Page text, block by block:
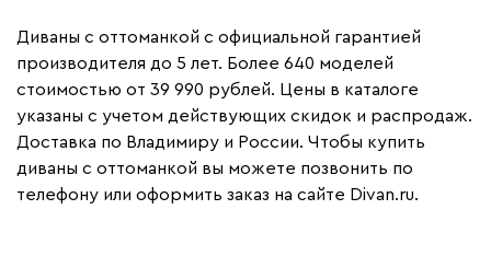
Диваны с оттоманкой с официальной гарантией
производителя до 5 лет. Более 640 моделей
стоимостью от 39 990 рублей. Цены в каталоге
указаны с учетом действующих скидок и распродаж.
Доставка по Владимиру и России. Чтобы купить
диваны с оттоманкой вы можете позвонить по
телефону или оформить заказ на сайте Divan.ru.